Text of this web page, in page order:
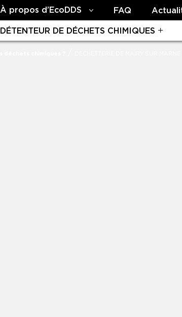
À propos d’EcoDDS FAQ
DÉTENTEUR DE DÉCHETS CHIMIQUES